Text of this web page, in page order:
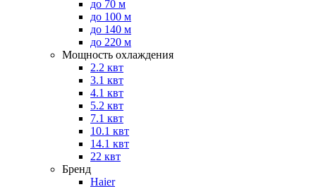
до 70 м
до 100 м
до 140 м
до 220 м
Мощность охлаждения
2.2 квт
3.1 квт
4.1 квт
5.2 квт
7.1 квт
10.1 квт
14.1 квт
22 квт
Бренд
Haier